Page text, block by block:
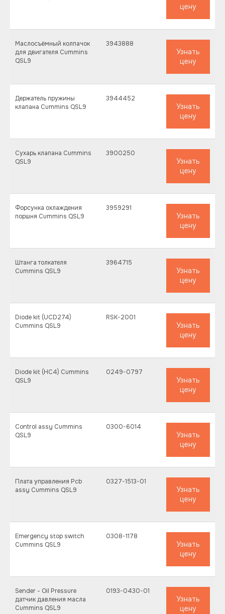
цену
Маслосъёмный колпачок
для двигателя Cummins
QSL9
3943888
Узнать
цену
Держатель пружины
клапана Cummins QSL9
3944452
Узнать
цену
Сухарь клапана Cummins
QSL9
3900250
Узнать
цену
Форсунка охлаждения
поршня Cummins QSL9
3959291
Узнать
цену
Штанга толкателя
Cummins QSL9
3964715
Узнать
цену
Diode kit (UCD274)
Cummins QSL9
RSK-2001
Узнать
цену
Diode kit (HC4) Cummins
QSL9
0249-0797
Узнать
цену
Control assy Cummins
QSL9
0300-6014
Узнать
цену
Плата управления Pcb
assy Cummins QSL9
0327-1513-01
Узнать
цену
Emergency stop switch
Cummins QSL9
0308-1178
Узнать
цену
Sender - Oil Pressure
датчик давления масла
Cummins QSL9
0193-0430-01
Узнать
цену
Каталог запчастей
для дизельного
двигателя Cummins